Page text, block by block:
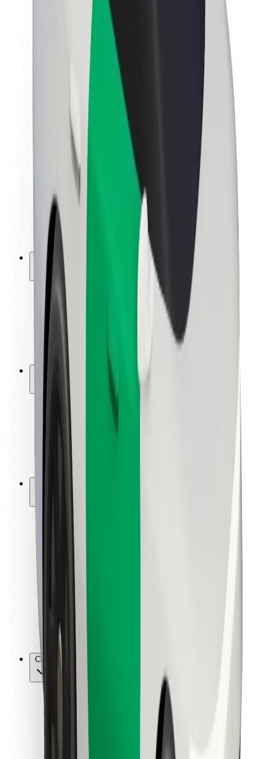
Bolt ilgtspējība
Project Zero
Ziņu telpa
Zīmola vadlīnijas
Misija
Attiecības ar investoriem
Vadība
Zīmols
Mediji
Pilsētvides fonds
Drošība
Pasažieru drošība
Autovadītāju drošība
Skrejriteņu drošība
Drošības laboratorija
Pilsētas
Risinājumi pilsētām
Lidostas
Bolt uzlādes statīvi
Pasažieriem
Autovadītājiem
Bolt Food
Autoparku īpašniekiem
Restorāniem
Bolt for Business
Cits
Piegādātāji
Noteikumi un nosacījumi